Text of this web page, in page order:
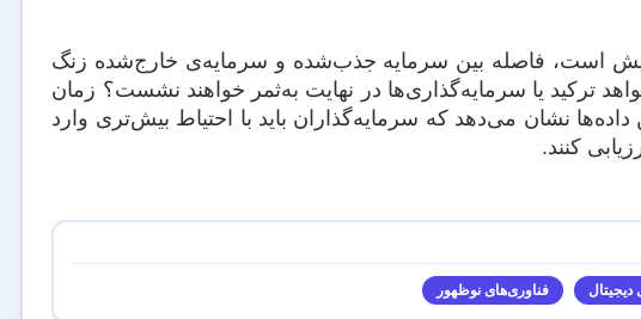
است، فاصله بین سرمایه جذب‌شده و سرمایه‌ی خارج‌شده زنگ
ترکید یا سرمایه‌گذاری‌ها در نهایت به‌ثمر خواهند نشست؟ زمان
نشان می‌دهد که سرمایه‌گذاران باید با احتیاط بیش‌تری وارد
کنند.
دیجیتال فناوری‌های نوظهور